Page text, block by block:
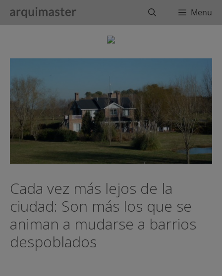
BuscarMenu
Cada vez más lejos de la
ciudad: Son más los que se
animan a mudarse a barrios
despoblados